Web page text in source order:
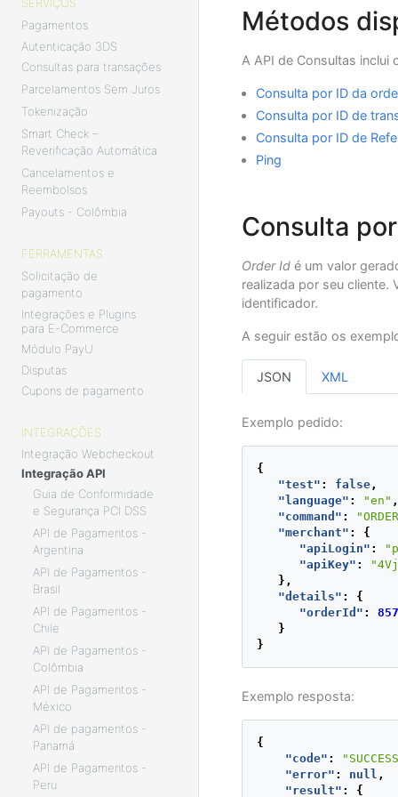
SERVIÇOS
Pagamentos
Autenticação 3DS
Consultas para transações
Parcelamentos Sem Juros
Tokenização
Smart Check –
Reverificação Automática
Cancelamentos e
Reembolsos
Payouts - Colômbia
FERRAMENTAS
Solicitação de
pagamento
Integrações e Plugins
para E-Commerce
Módulo PayU
Disputas
Cupons de pagamento
INTEGRAÇÕES
Integração Webcheckout
Integração API
Guia de Conformidade
e Segurança PCI DSS
API de Pagamentos -
Argentina
API de Pagamentos -
Brasil
API de Pagamentos -
Chile
API de Pagamentos -
Colômbia
API de Pagamentos -
México
API de pagamentos -
Panamá
API de Pagamentos -
Peru
Métodos
A API de Consultas
Consulta por ID da
Consulta por ID de
Consulta por ID de
Ping
Consulta
Order Id é um valor
realizada por seu
identificador.
A seguir estão os
JSON XML
Exemplo pedido:
{
"test" : false,
"language" : "en" ,
"command" :
"merchant" :
{
"apiLogin" :
"apiKey" :
},
"details" :
{
"orderId" :
}
}
Exemplo resposta:
{
"code" :
"error" : null ,
"result" : {